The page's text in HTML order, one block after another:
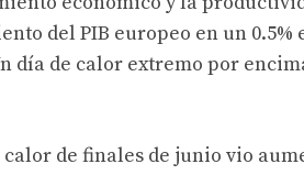
del PIB europeo en un 0.5%
día de calor extremo por
de finales de junio vio